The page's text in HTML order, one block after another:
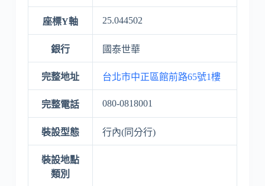
座標Y軸 25.044502
銀行 國泰世華
完整地址 台北市中正區館前路65號1樓
完整電話 080-0818001
裝設型態 行內(同分行)
裝設地點
類別